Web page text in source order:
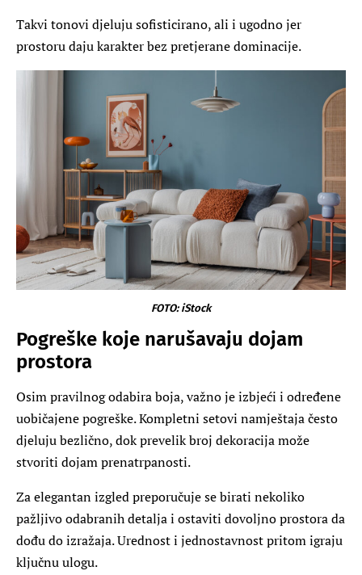
Takvi tonovi djeluju sofisticirano, ali i ugodno jer
prostoru daju karakter bez pretjerane dominacije.
FOTO: iStock
Pogreške koje narušavaju dojam
prostora
Osim pravilnog odabira boja, važno je izbjeći i određene
uobičajene pogreške. Kompletni setovi namještaja često
djeluju bezlično, dok prevelik broj dekoracija može
stvoriti dojam prenatrpanosti.
Za elegantan izgled preporučuje se birati nekoliko
pažljivo odabranih detalja i ostaviti dovoljno prostora da
dođu do izražaja. Urednost i jednostavnost pritom igraju
ključnu ulogu.